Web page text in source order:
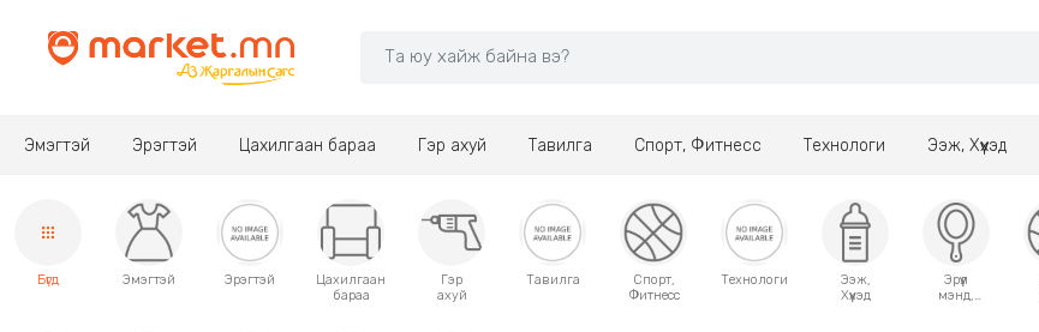
Эмэгтэй Эрэгтэй Цахилгаан бараа Гэр ахуй Тавилга Спорт, Фитнесс Технологи Ээж, Хүүхэд
Бүгд Эмэгтэй Эрэгтэй
Цахилгаан
бараа
Гэр
ахуй
Тавилга
Спорт,
Фитнесс
Технологи
Ээж,
Хүүхэд
Эрүүл
мэнд,